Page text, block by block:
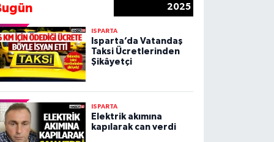
2025
ISPARTA
Isparta’da Vatandaş
Taksi Ücretlerinden
Şikâyetçi
ISPARTA
Elektrik akımına
kapılarak can verdi